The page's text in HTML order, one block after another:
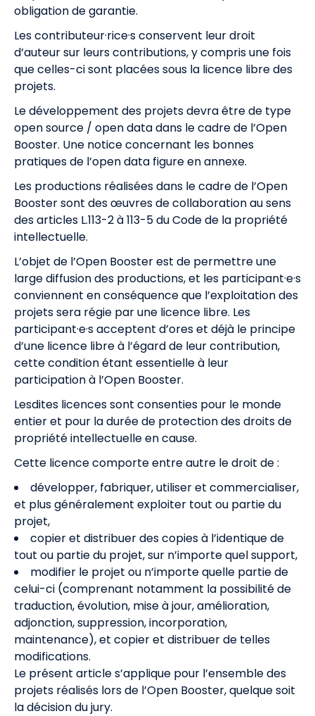
obligation de garantie.
Les contributeur·rice·s conservent leur droit
d’auteur sur leurs contributions, y compris une fois
que celles-ci sont placées sous la licence libre des
projets.
Le développement des projets devra être de type
open source / open data dans le cadre de l’Open
Booster. Une notice concernant les bonnes
pratiques de l’open data figure en annexe.
Les productions réalisées dans le cadre de l’Open
Booster sont des œuvres de collaboration au sens
des articles L.113-2 à 113-5 du Code de la propriété
intellectuelle.
L’objet de l’Open Booster est de permettre une
large diffusion des productions, et les participant·e·s
conviennent en conséquence que l’exploitation des
projets sera régie par une licence libre. Les
participant·e·s acceptent d’ores et déjà le principe
d’une licence libre à l’égard de leur contribution,
cette condition étant essentielle à leur
participation à l’Open Booster.
Lesdites licences sont consenties pour le monde
entier et pour la durée de protection des droits de
propriété intellectuelle en cause.
Cette licence comporte entre autre le droit de :
développer, fabriquer, utiliser et commercialiser,
et plus généralement exploiter tout ou partie du
projet,
copier et distribuer des copies à l’identique de
tout ou partie du projet, sur n’importe quel support,
modifier le projet ou n’importe quelle partie de
celui-ci (comprenant notamment la possibilité de
traduction, évolution, mise à jour, amélioration,
adjonction, suppression, incorporation,
maintenance), et copier et distribuer de telles
modifications.
Le présent article s’applique pour l’ensemble des
projets réalisés lors de l’Open Booster, quelque soit
la décision du jury.